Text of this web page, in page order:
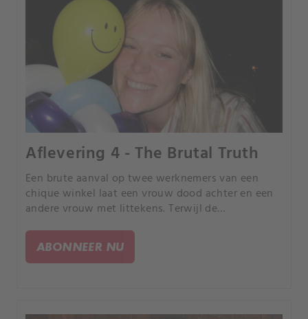
Aflevering 4 - The Brutal Truth
Een brute aanval op twee werknemers van een
chique winkel laat een vrouw dood achter en een
andere vrouw met littekens. Terwijl de
brengen bizarre aanwijzingen hen naar een
schokkende waarheid.
ABONNEER NU